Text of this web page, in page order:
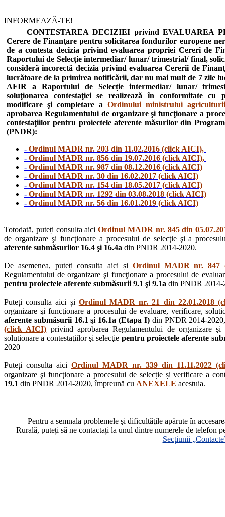
INFORMEAZĂ-TE!
CONTESTAREA DECIZIEI privind EVALUAREA
Cerere de Finanţare pentru solicitarea fondurilor europene
de a contesta decizia privind evaluarea propriei Cereri de
Raportului de Selecție intermediar/ lunar/ trimestrial/ final,
consideră incorectă decizia privind evaluarea Cererii de
lucrătoare de la primirea notificării, dar nu mai mult de 7 zile
AFIR a Raportului de Selecție intermediar/ lunar/
soluţionarea contestaţiei se realizează în conformitate cu
modificare şi completare a Ordinului ministrului
aprobarea Regulamentului de organizare şi funcţionare a
contestaţiilor pentru proiectele aferente măsurilor din
(PNDR):
- Ordinul MADR nr. 203 din 11.02.2016 (click AICI),
- Ordinul MADR nr. 856 din 19.07.2016 (click AICI),
- Ordinul MADR nr. 987 din 08.12.2016 (click AICI)
- Ordinul MADR nr. 30 din 16.02.2017 (click AICI)
- Ordinul MADR nr. 154 din 18.05.2017 (click AICI)
- Ordinul MADR nr. 1292 din 03.08.2018 (click AICI)
- Ordinul MADR nr. 56 din 16.01.2019 (click AICI)
Totodată, puteți consulta aiciOrdinul MADR nr. 845 din
de organizare şi funcţionare a procesului de selecţie şi a
aferente submăsurilor 16.4 şi 16.4a din PNDR 2014-2020.
De asemenea, puteți consulta aici și Ordinul MADR nr. 847
Regulamentului de organizare şi funcţionare a procesului de
pentru proiectele aferente submăsurii 9.1 şi 9.1a din PNDR 2014-
Puteți consulta aici și Ordinul MADR nr. 21 din 22.01.2018
organizare şi funcţionare a procesului de evaluare, verificare,
aferente submăsurii 16.1 şi 16.1a (Etapa I)din PNDR 2014-
(click AICI) privind aprobarea Regulamentului de organizare
solutionare a contestaţiilor şi selecţie pentru proiectele aferente
2020
Puteți consulta aici Ordinul MADR nr. 339 din 11.11.2022
organizare şi funcţionare a procesului de selecție și verificare a
19.1 din PNDR 2014-2020, împreună cu ANEXELE acestuia.
Pentru a semnala problemele şi dificultăţile apărute în
Rurală, puteți să ne contactați la unul dintre numerele de telefon
Secțiunii